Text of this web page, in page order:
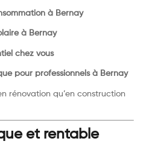
à Bernay
à Bernay
chez vous
pour professionnels à Bernay
rénovation qu’en construction
et rentable